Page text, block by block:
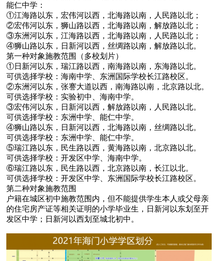
能仁中学：
①江海路以东，宏伟河以西，北海路以南，人民路以北；
②宏伟河以东，狮山路以西，北海路以南，解放路以北；
③东洲河以东，江海路以西，北海路以南，人民路以北；
④狮山路以东，日新河以西，丝绸路以南，解放路以北。
第一种对象施教范围（多校划片）
①日新河以东，瑞江路以西，南海路以南，东海路以北。
可供选择学校：海南中学、东洲国际学校长江路校区。
②东洲河以东，张謇大道以西，南海路以南，北京路以北。
可供选择学校：实验初中、海南中学。
③宏伟河以东，日新河以西，解放路以南，人民路以北。
可供选择学校：东洲中学、能仁中学。
④狮山路以东，日新河以西，北海路以南，丝绸路以北。
可供选择学校：东洲中学、能仁中学。
⑤瑞江路以东，民生路以西，黄海路以南，北京路以北。
可供选择学校：开发区中学、海南中学。
⑥瑞江路以东，民生路以西，北京路以南，长江以北。
可供选择学校：开发区中学、东洲国际学校长江路校区。
第二种对象施教范围
户籍在城区初中施教范围内，但不能提供学生本人或父母亲
的住宅房产证等相关证明的小学毕业生，日新河以东划至开
发区中学；日新河以西划至城北初中。